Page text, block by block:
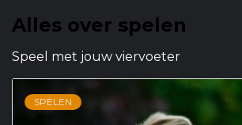
Alles over spelen
Speel met jouw viervoeter
SPELEN